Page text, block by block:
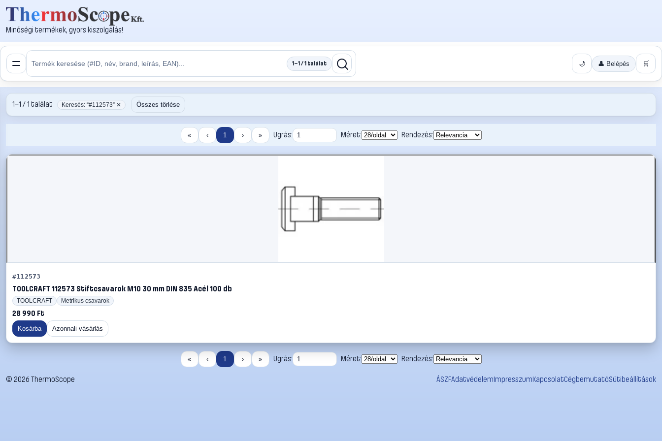
Minőségi termékek, gyors kiszolgálás!
1–1 / 1 találat 🌙 👤 Belépés 🛒
1–1 / 1 találat Keresés: “#112573” ✕ Összes törlése
« ‹ 1 › » Ugrás: Méret: Rendezés:
#112573
TOOLCRAFT 112573 Stiftcsavarok M10 30 mm DIN 835 Acél 100 db
TOOLCRAFT Metrikus csavarok
28 990 Ft
Kosárba Azonnali vásárlás
« ‹ 1 › » Ugrás: Méret: Rendezés:
© 2026 ThermoScope ÁSZFAdatvédelemImpresszumKapcsolatCégbemutatóSütibeállítások